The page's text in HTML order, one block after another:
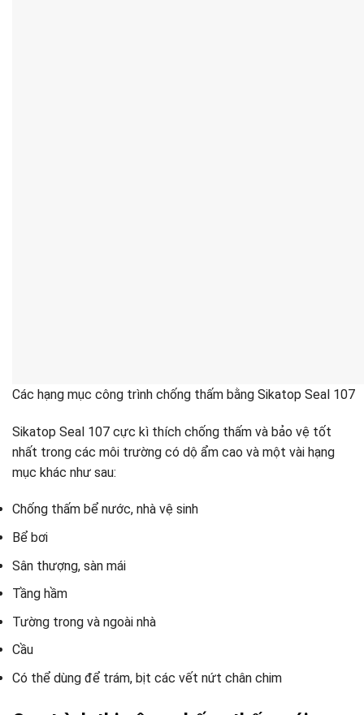
Các hạng mục công trình chống thấm bằng Sikatop Seal 107
Sikatop Seal 107 cực kì thích chống thấm và bảo vệ tốt
nhất trong các môi trường có dộ ẩm cao và một vài hạng
mục khác như sau:
Chống thấm bể nước, nhà vệ sinh
Bể bơi
Sân thượng, sàn mái
Tầng hầm
Tường trong và ngoài nhà
Cầu
Có thể dùng để trám, bịt các vết nứt chân chim